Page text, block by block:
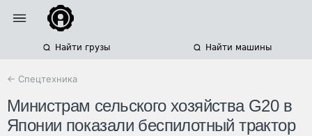
Найти грузы Найти машины
← Спецтехника
Министрам сельского хозяйства G20 в
Японии показали беспилотный трактор